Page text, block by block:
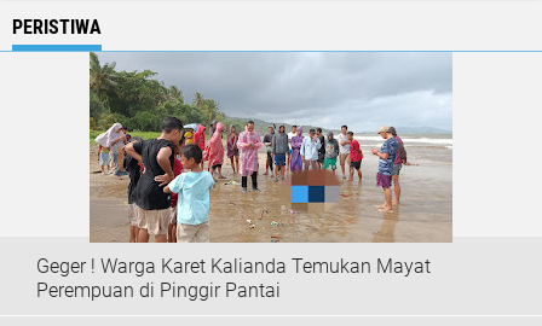
PERISTIWA
Geger ! Warga Karet Kalianda Temukan Mayat
Perempuan di Pinggir Pantai